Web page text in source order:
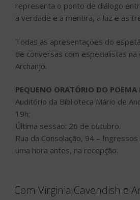
representa o ponto de diálogo
a verdade e a mentira, a luz e as
Todas as apresentações do
de conversas com especialistas
Archanjo.
PEQUENO ORATÓRIO DO POEMA
Auditório da Biblioteca Mário de
19h;
Última sessão: 26 de outubro.
Rua da Consolação, 94 –
uma hora antes, na recepção.
Com Virginia Cavendish e